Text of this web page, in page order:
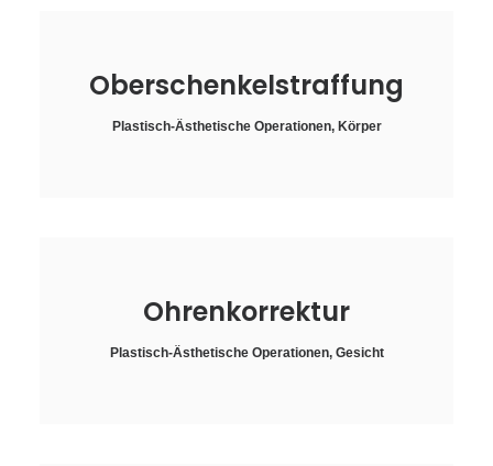
Oberschenkelstraffung
Plastisch-Ästhetische Operationen, Körper
Ohrenkorrektur
Plastisch-Ästhetische Operationen, Gesicht